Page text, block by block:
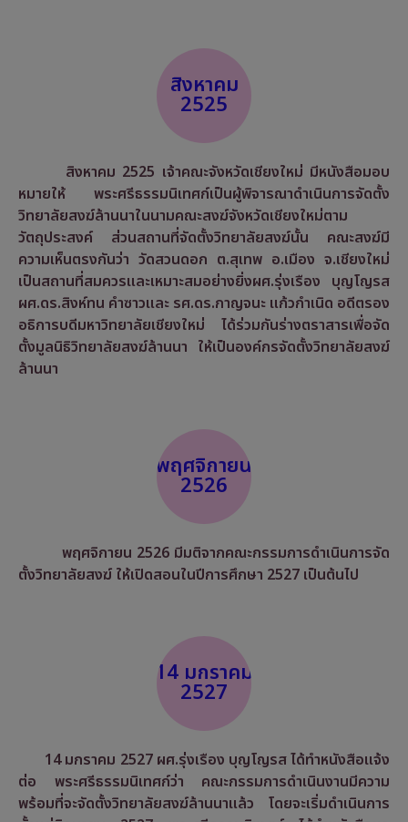
สิงหาคม
2525
สิงหาคม 2525 เจ้าคณะจังหวัดเชียงใหม่ มีหนังสือมอบ
หมายให้ พระศรีธรรมนิเทศก์เป็นผู้พิจารณาดำเนินการจัดตั้ง
วิทยาลัยสงฆ์ล้านนาในนามคณะสงฆ์จังหวัดเชียงใหม่ตาม
วัตถุประสงค์ ส่วนสถานที่จัดตั้งวิทยาลัยสงฆ์นั้น คณะสงฆ์มี
ความเห็นตรงกันว่า วัดสวนดอก ต.สุเทพ อ.เมือง จ.เชียงใหม่
เป็นสถานที่สมควรและเหมาะสมอย่างยิ่งผศ.รุ่งเรือง บุญโญรส
ผศ.ดร.สิงห์ทน คำซาวและ รศ.ดร.กาญจนะ แก้วกำเนิด อดีตรอง
อธิการบดีมหาวิทยาลัยเชียงใหม่ ได้ร่วมกันร่างตราสารเพื่อจัด
ตั้งมูลนิธิวิทยาลัยสงฆ์ล้านนา ให้เป็นองค์กรจัดตั้งวิทยาลัยสงฆ์
ล้านนา
พฤศจิกายน
2526
พฤศจิกายน 2526 มีมติจากคณะกรรมการดำเนินการจัด
ตั้งวิทยาลัยสงฆ์ ให้เปิดสอนในปีการศึกษา 2527 เป็นต้นไป
14 มกราคม
2527
14 มกราคม 2527 ผศ.รุ่งเรือง บุญโญรส ได้ทำหนังสือแจ้ง
ต่อ พระศรีธรรมนิเทศก์ว่า คณะกรรมการดำเนินงานมีความ
พร้อมที่จะจัดตั้งวิทยาลัยสงฆ์ล้านนาแล้ว โดยจะเริ่มดำเนินการ